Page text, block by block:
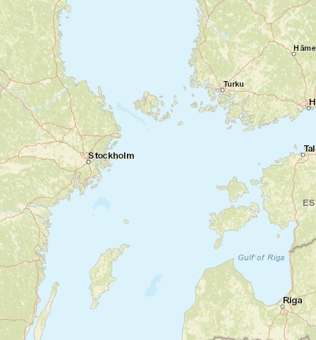
À votre arrivée à Tirana, notre équipe locale
vous accueille et vous accompagne jusqu'à
votre hôtel. Selon votre heure d'arrivée,
vous disposez d'un premier temps libre pour
découvrir la capitale albanaise à votre
rythme. Entre les façades colorées du
centre-ville, le bazar rénové de Pazar i Ri, la
mosquée Et'hem Bey et les vestiges du
passé communiste, Tirana dévoile déjà
plusieurs facettes de son identité. En fin de
journée, rejoignez le quartier animé de
Blloku, ancien secteur réservé aux
dignitaires du régime devenu aujourd'hui l'un
des lieux les plus vivants de la ville.
Nuit en hôtel
Jour 2
Traversée du lac Koman et randonnée à
Valbona
Tirana - Lac Koman - Fierzë - Valbona